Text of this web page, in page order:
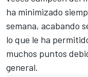
ha minimizado
semana, acabando
lo que le ha
muchos puntos
general.